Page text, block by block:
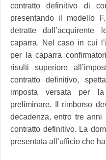
contratto definitivo di
presentando il modello
detratte
caparra. Nel caso in cui
per la caparra
risulti superiore
contratto definitivo,
imposta versata per
preliminare. Il rimborso
decadenza, entro tre anni
contratto definitivo. La
presentata all’ufficio che